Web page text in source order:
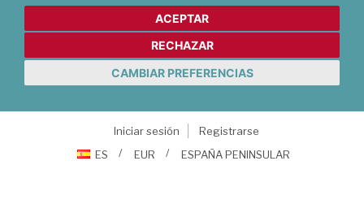
ACEPTAR
RECHAZAR
CAMBIAR PREFERENCIAS
Iniciar sesión
Registrarse
ES
EUR ESPAÑA PENINSULAR